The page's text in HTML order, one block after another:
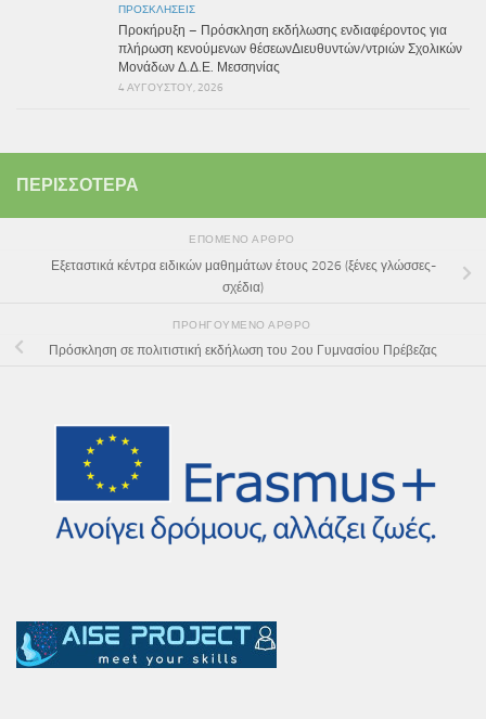
ΠΡΟΣΚΛΉΣΕΙΣ
Προκήρυξη – Πρόσκληση εκδήλωσης ενδιαφέροντος για
πλήρωση κενούμενων θέσεωνΔιευθυντών/ντριών Σχολικών
Μονάδων Δ.Δ.Ε. Μεσσηνίας
4 ΑΥΓΟΎΣΤΟΥ, 2026
ΠΕΡΙΣΣΌΤΕΡΑ
ΕΠΌΜΕΝΟ ΆΡΘΡΟ
Εξεταστικά κέντρα ειδικών μαθημάτων έτους 2026 (ξένες γλώσσες-
σχέδια)
ΠΡΟΗΓΟΎΜΕΝΟ ΆΡΘΡΟ
Πρόσκληση σε πολιτιστική εκδήλωση του 2ου Γυμνασίου Πρέβεζας